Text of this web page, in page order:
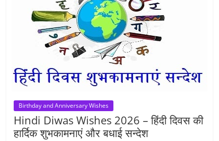
Birthday and Anniversary Wishes
Hindi Diwas Wishes 2026 – हिंदी दिवस की
हार्दिक शुभकामनाएं और बधाई सन्देश